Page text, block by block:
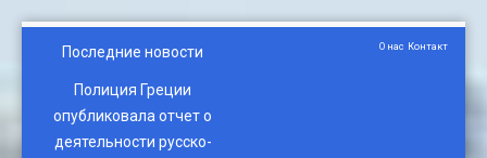
Последние новости
Полиция Греции
опубликовала отчет о
деятельности русско-
О нас Контакт